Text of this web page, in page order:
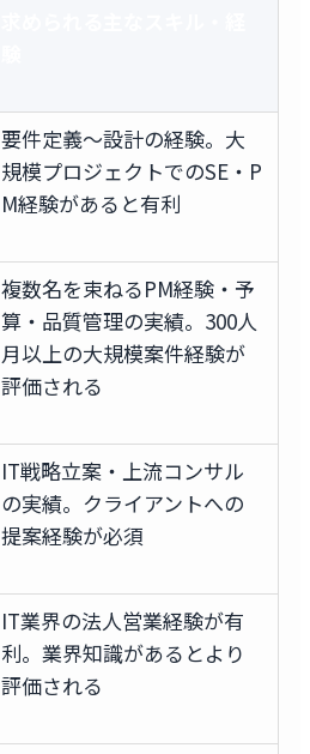
要件定義〜設計の経験。大
規模プロジェクトでのSE・P
M経験があると有利
複数名を束ねるPM経験・予
算・品質管理の実績。300人
月以上の大規模案件経験が
評価される
IT戦略立案・上流コンサル
の実績。クライアントへの
提案経験が必須
IT業界の法人営業経験が有
利。業界知識があるとより
評価される